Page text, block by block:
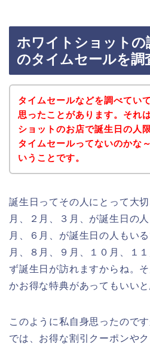
ホワイトショットの
のタイムセールを調
タイムセールなどを調べてい
思ったことがあります。それ
ショットのお店で誕生日の人
タイムセールってないのかな
いうことです。
誕生日ってその人にとって大
月、２月、３月、が誕生日の
月、６月、が誕生日の人もい
月、８月、９月、１０月、１
ず誕生日が訪れますからね。
かお得な特典があってもいい
このように私自身思ったので
では、お得な割引クーポンや